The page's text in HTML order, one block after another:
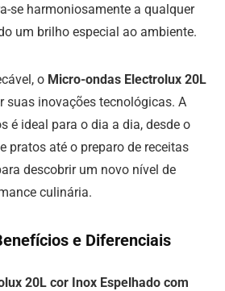
se harmoniosamente a qualquer
um brilho especial ao ambiente.
o Micro-ondas Electrolux 20L
suas inovações tecnológicas. A
é ideal para o dia a dia, desde o
pratos até o preparo de receitas
descobrir um novo nível de
culinária.
e Diferenciais
20L cor Inox Espelhado com